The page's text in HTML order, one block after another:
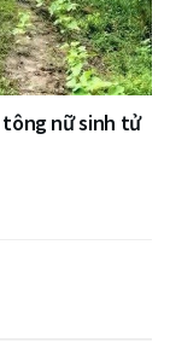
nữ sinh tử